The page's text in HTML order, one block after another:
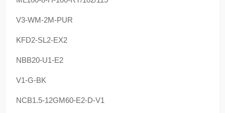
V3-WM-2M-PUR
KFD2-SL2-EX2
NBB20-U1-E2
V1-G-BK
NCB1.5-12GM60-E2-D-V1